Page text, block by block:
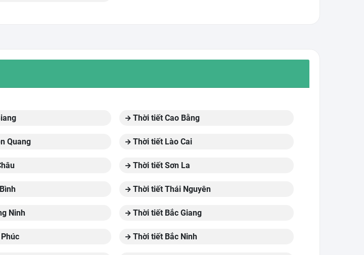
Thời tiết Cao Bằng
Quang Thời tiết Lào Cai
Thời tiết Sơn La
Thời tiết Thái Nguyên
Ninh Thời tiết Bắc Giang
Thời tiết Bắc Ninh